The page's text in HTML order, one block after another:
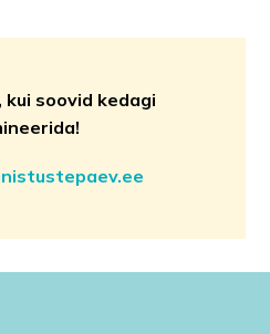
kui soovid kedagi